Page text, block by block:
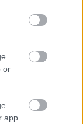
or
app.